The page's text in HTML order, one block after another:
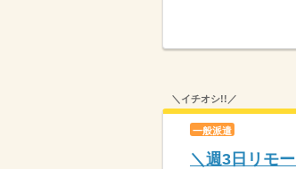
＼イチオシ!!／
一般派遣
＼週3日リモ